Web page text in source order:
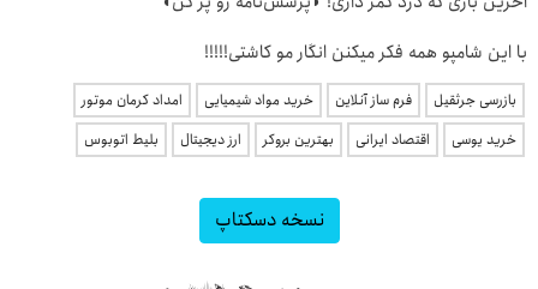
با این شامپو همه فکر میکنن انگار مو کاشتی!!!!!
بازرسی جرثقیل فرم ساز آنلاین خرید مواد شیمیایی
امداد کرمان موتور
خرید یوسی
اقتصاد ایرانی بهترین بروکر ارز دیجیتال بلیط اتوبوس
نسخه دسکتاپ